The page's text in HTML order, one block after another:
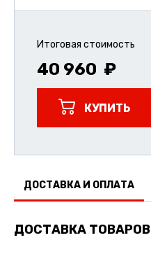
Итоговая стоимость
40 960
КУПИТЬ
ДОСТАВКА И ОПЛАТА
ДОСТАВКА ТОВАРОВ